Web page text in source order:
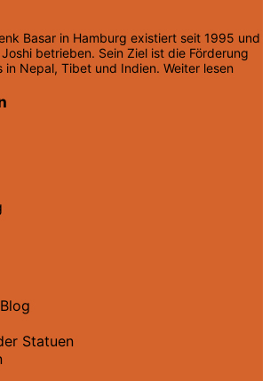
Basar in Hamburg existiert seit 1995 und
betrieben. Sein Ziel ist die Förderung
in Nepal, Tibet und Indien. Weiter lesen
Statuen